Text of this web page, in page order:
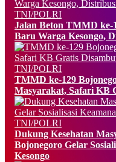
TNI/POLRI
Jalan Beton TMMD ke-
Baru Warga Kesongo,
TNI/POLRI
TMMD ke-129
Masyarakat, Safari KB
TNI/POLRI
Dukung Kesehatan
Bojonegoro Gelar
Kesongo